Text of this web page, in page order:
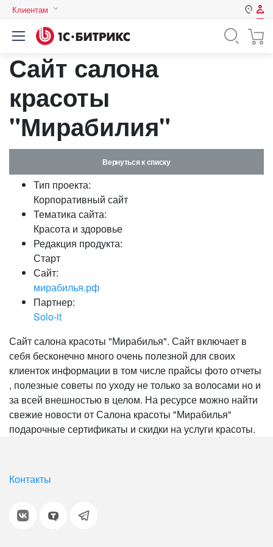
Клиентам
Авторизация
Пароль
Запомнить меня на этом
Забыли свой пароль?
Сайт салона
красоты
"Мирабилия"
Вернуться к списку
Тип проекта:
Корпоративный сайт
Тематика сайта:
Красота и здоровье
Редакция продукта:
Старт
Сайт:
мирабилья.рф
Партнер:
Solo-it
Сайт салона красоты "Мирабилья". Сайт включает в
себя бесконечно много очень полезной для своих
клиенток информации в том числе прайсы фото отчеты
, полезные советы по уходу не только за волосами но и
за всей внешностью в целом. На ресурсе можно найти
свежие новости от Салона красоты "Мирабилья"
подарочные сертификаты и скидки на услуги красоты.
Контакты